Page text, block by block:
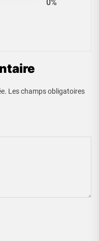
0%
Les champs obligatoires